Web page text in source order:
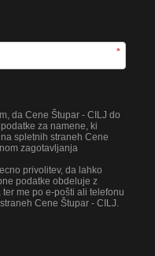
*
da Cene Štupar - CILJ do
za namene, ki
spletnih straneh Cene
zagotavljanja
privolitev, da lahko
podatke obdeluje z
me po e-pošti ali telefonu
Cene Štupar - CILJ.